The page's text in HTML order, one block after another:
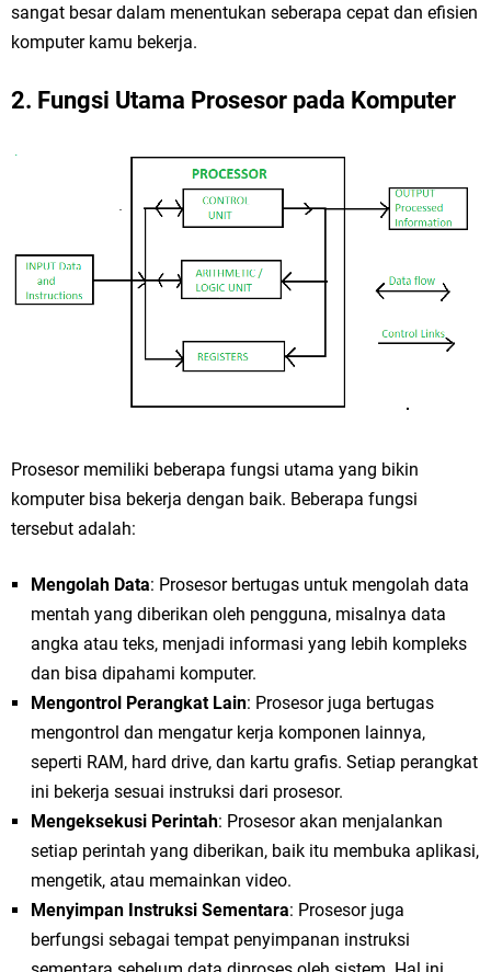
sangat besar dalam menentukan seberapa cepat dan efisien
komputer kamu bekerja.
2. Fungsi Utama Prosesor pada Komputer
Prosesor memiliki beberapa fungsi utama yang bikin
komputer bisa bekerja dengan baik. Beberapa fungsi
tersebut adalah:
Mengolah Data: Prosesor bertugas untuk mengolah data
mentah yang diberikan oleh pengguna, misalnya data
angka atau teks, menjadi informasi yang lebih kompleks
dan bisa dipahami komputer.
Mengontrol Perangkat Lain: Prosesor juga bertugas
mengontrol dan mengatur kerja komponen lainnya,
seperti RAM, hard drive, dan kartu grafis. Setiap perangkat
ini bekerja sesuai instruksi dari prosesor.
Mengeksekusi Perintah: Prosesor akan menjalankan
setiap perintah yang diberikan, baik itu membuka aplikasi,
mengetik, atau memainkan video.
Menyimpan Instruksi Sementara: Prosesor juga
berfungsi sebagai tempat penyimpanan instruksi